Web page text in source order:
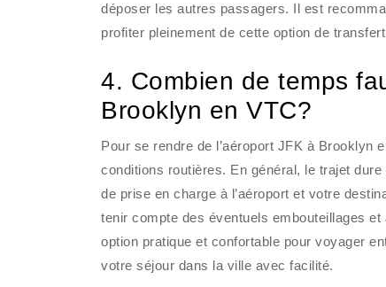
déposer les autres passagers. Il est
profiter pleinement de cette option de
4. Combien de temps
Brooklyn en VTC?
Pour se rendre de l’aéroport JFK à Brooklyn
conditions routières. En général, le trajet
de prise en charge à l’aéroport et votre
tenir compte des éventuels embouteillages
option pratique et confortable pour voyager
votre séjour dans la ville avec facilité.